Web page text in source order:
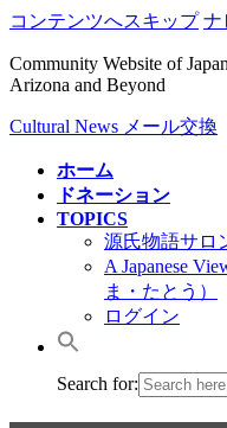
コンテンツへスキップ ナ
Community Website of
Arizona and Beyond
Cultural News メール交換
ホーム
ドネーション
TOPICS
源氏物語サロ
A Japanese
ま・たとう）
ログイン
Search for: